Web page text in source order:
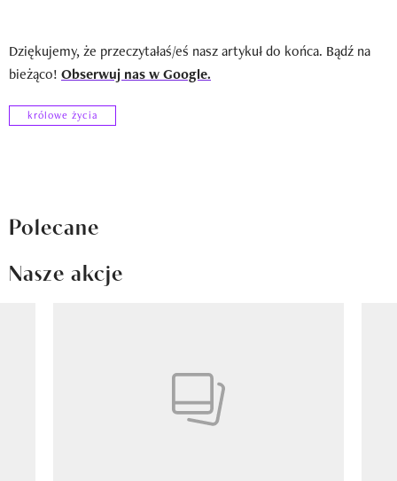
Dziękujemy, że przeczytałaś/eś nasz artykuł do końca. Bądź na
bieżąco! Obserwuj nas w Google.
królowe życia
Polecane
Nasze akcje